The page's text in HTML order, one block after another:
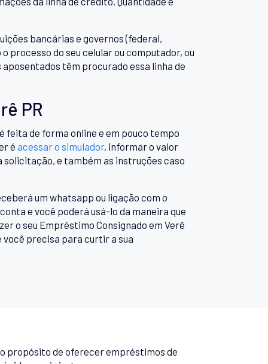
bancárias e governos (federal,
processo do seu celular ou computador, ou
têm procurado essa linha de
PR
feita de forma online e em pouco tempo
éacessar o simulador, informar o valor
e também as instruções caso
um whatsapp ou ligação com o
e você poderá usá-lo da maneira que
o seu Empréstimo Consignado em Verê
você precisa para curtir a sua
propósito de oferecer empréstimos de